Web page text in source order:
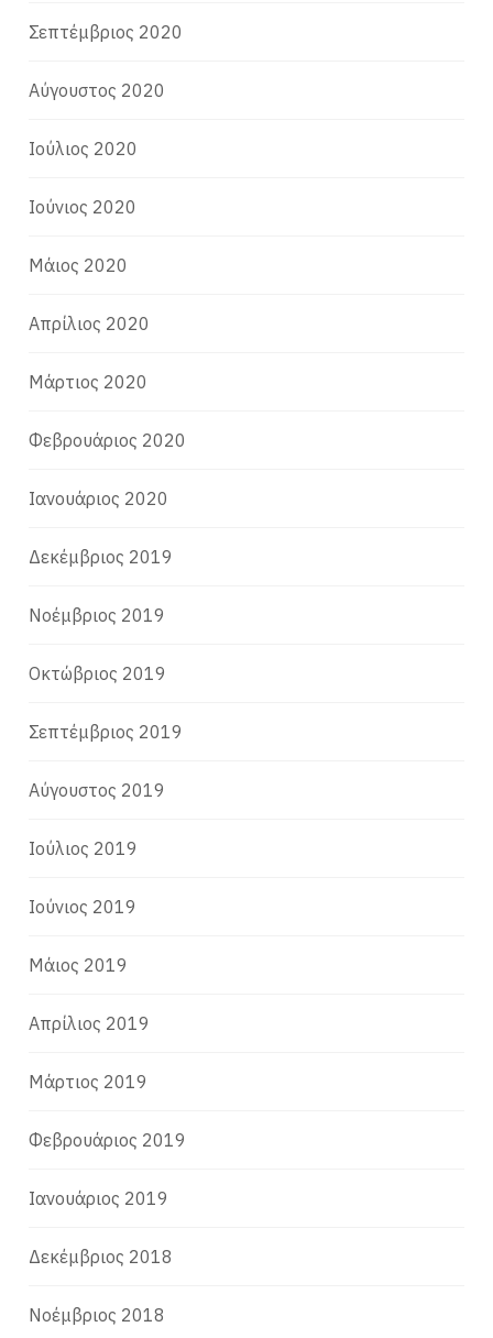
Σεπτέμβριος 2020
Αύγουστος 2020
Ιούλιος 2020
Ιούνιος 2020
Μάιος 2020
Απρίλιος 2020
Μάρτιος 2020
Φεβρουάριος 2020
Ιανουάριος 2020
Δεκέμβριος 2019
Νοέμβριος 2019
Οκτώβριος 2019
Σεπτέμβριος 2019
Αύγουστος 2019
Ιούλιος 2019
Ιούνιος 2019
Μάιος 2019
Απρίλιος 2019
Μάρτιος 2019
Φεβρουάριος 2019
Ιανουάριος 2019
Δεκέμβριος 2018
Νοέμβριος 2018